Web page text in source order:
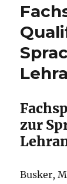
zur
Busker,